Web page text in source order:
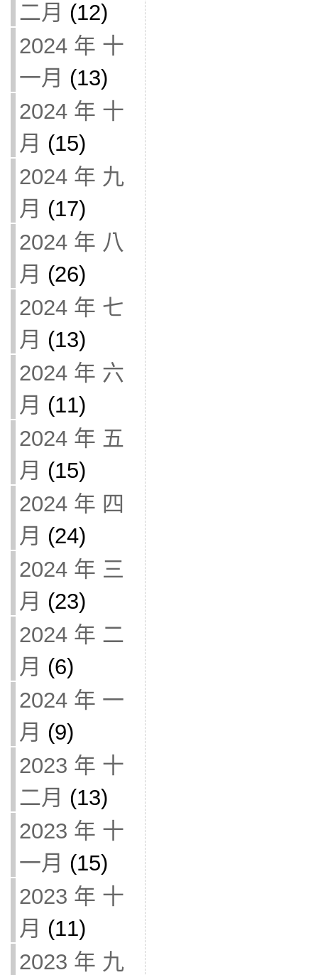
二月 (12)
2024 年 十
一月 (13)
2024 年 十
月 (15)
2024 年 九
月 (17)
2024 年 八
月 (26)
2024 年 七
月 (13)
2024 年 六
月 (11)
2024 年 五
月 (15)
2024 年 四
月 (24)
2024 年 三
月 (23)
2024 年 二
月 (6)
2024 年 一
月 (9)
2023 年 十
二月 (13)
2023 年 十
一月 (15)
2023 年 十
月 (11)
2023 年 九